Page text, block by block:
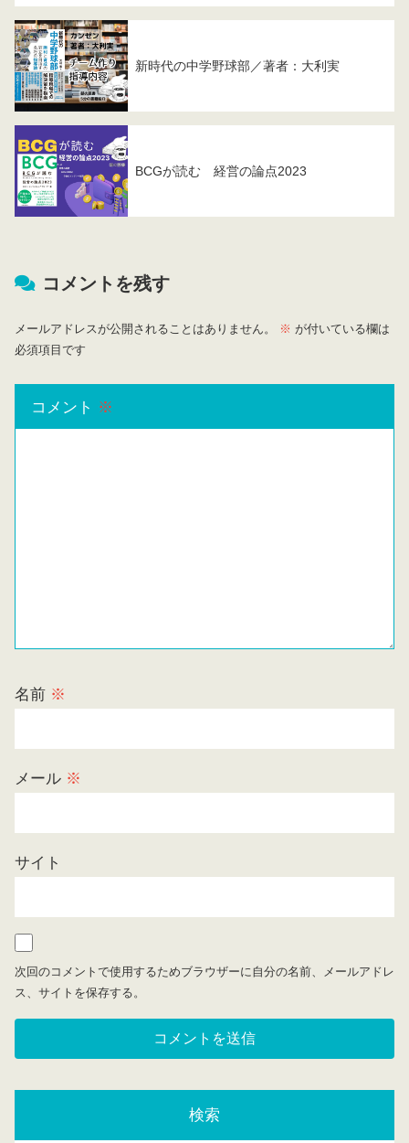
新時代の中学野球部／著者：大利実
BCGが読む 経営の論点2023
コメントを残す
メールアドレスが公開されることはありません。 ※ が付いている欄は
必須項目です
コメント ※
名前 ※
メール ※
サイト
次回のコメントで使用するためブラウザーに自分の名前、メールアドレ
ス、サイトを保存する。
検索